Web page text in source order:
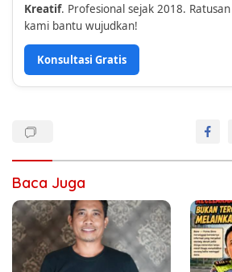
Kreatif. Profesional sejak 2018.
kami bantu wujudkan!
Konsultasi Gratis
Baca Juga